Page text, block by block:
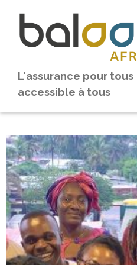
L'assurance pour tous
accessible à tous